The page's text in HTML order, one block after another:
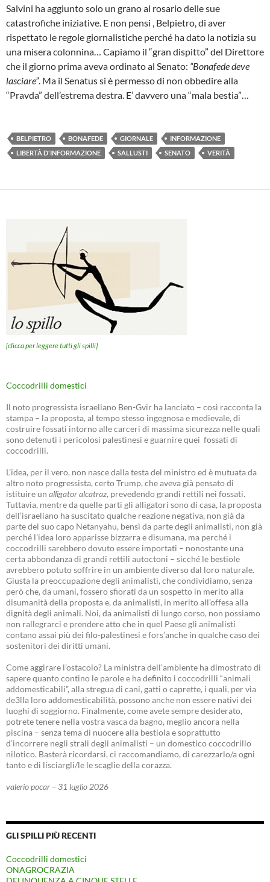
Salvini ha aggiunto solo un grano al rosario delle sue
catastrofiche iniziative. E non pensi , Belpietro, di aver
rispettato le regole giornalistiche perché ha dato la notizia su
una misera colonnina… Capiamo il “gran dispitto” del Direttore
che il giorno prima aveva ordinato al Senato: “Bonafede deve
lasciare”. Ma il Senatus si è permesso di non obbedire alla
“Pravda” dell’estrema destra. E’ davvero una “mala bestia”…
BELPIETRO BONAFEDE GIORNALE
INFORMAZIONE
LIBERTÀ D'INFORMAZIONE
SALLUSTI SENATO VERITÀ
[clicca per leggere tutti gli spilli]
Coccodrilli domestici
Il noto progressista israeliano Ben-Gvir ha lanciato – così racconta la
stampa – la proposta, al tempo stesso ingegnosa e medievale, di
costruire fossati intorno alle carceri di massima sicurezza nelle quali
sono detenuti i pericolosi palestinesi e guarnire quei fossati di
coccodrilli.
L’idea, per il vero, non nasce dalla testa del ministro ed è mutuata da
altro noto progressista, certo Trump, che aveva già pensato di
istituire un alligator alcatraz, prevedendo grandi rettili nei fossati.
Tuttavia, mentre da quelle parti gli alligatori sono di casa, la proposta
dell’israeliano ha suscitato qualche reazione negativa, non già da
parte del suo capo Netanyahu, bensì da parte degli animalisti, non già
perché l’idea loro apparisse bizzarra e disumana, ma perché i
coccodrilli sarebbero dovuto essere importati – nonostante una
certa abbondanza di grandi rettili autoctoni – sicché le bestiole
avrebbero potuto soffrire in un ambiente diverso dal loro naturale.
Giusta la preoccupazione degli animalisti, che condividiamo, senza
però che, da umani, fossero sfiorati da un sospetto in merito alla
disumanità della proposta e, da animalisti, in merito all’offesa alla
dignità degli animali. Noi, da animalisti di lungo corso, non possiamo
non rallegrarci e prendere atto che in quel Paese gli animalisti
contano assai più dei filo-palestinesi e fors’anche in qualche caso dei
sostenitori dei diritti umani.
Come aggirare l’ostacolo? La ministra dell’ambiente ha dimostrato di
sapere quanto contino le parole e ha definito i coccodrilli “animali
addomesticabili”, alla stregua di cani, gatti o caprette, i quali, per via
de3lla loro addomesticabilità, possono anche non essere nativi dei
luoghi di soggiorno. Finalmente, come avete sempre desiderato,
potrete tenere nella vostra vasca da bagno, meglio ancora nella
piscina – senza tema di nuocere alla bestiola e soprattutto
d’incorrere negli strali degli animalisti – un domestico coccodrillo
nilotico. Basterà ricordarsi, ci raccomandiamo, di carezzarlo/a ogni
tanto e di lisciargli/le le scaglie della corazza.
valerio pocar – 31 luglio 2026
GLI SPILLI PIÙ RECENTI
Coccodrilli domestici
ONAGROCRAZIA